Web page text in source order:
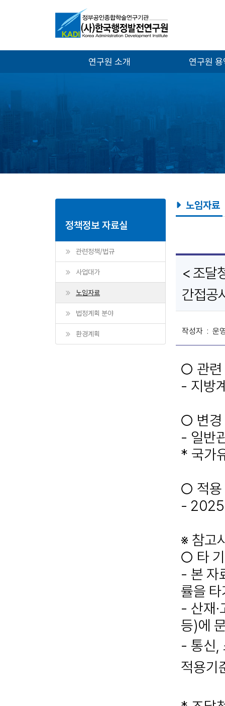
연구원 소개 연구원
정책정보 자료실
관련정책/법규
사업대가
노임자료
법정계획 분야
환경계획
노임자료
< 조달
간접공
작성자 : 운
○ 관
- 지방
○ 변
- 일반
* 국가
○ 적
-
※ 참고
○ 타
- 본 자
률을
- 산재·
등)에
- 통신,
적용기